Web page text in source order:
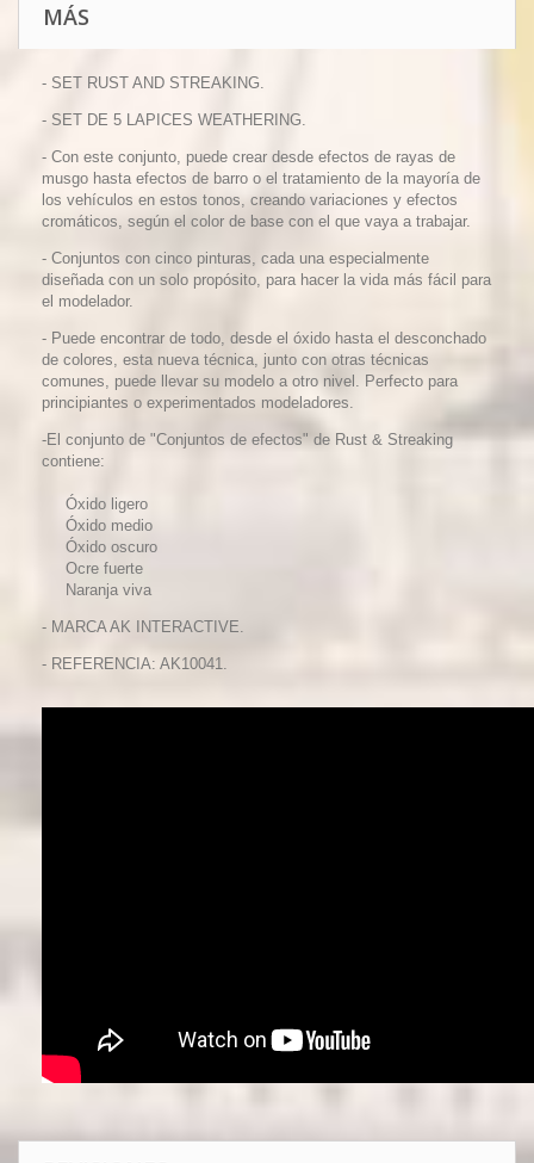
MÁS
- SET RUST AND STREAKING.
- SET DE 5 LAPICES WEATHERING.
- Con este conjunto, puede crear desde efectos de rayas de
musgo hasta efectos de barro o el tratamiento de la mayoría de
los vehículos en estos tonos, creando variaciones y efectos
cromáticos, según el color de base con el que vaya a trabajar.
- Conjuntos con cinco pinturas, cada una especialmente
diseñada con un solo propósito, para hacer la vida más fácil para
el modelador.
- Puede encontrar de todo, desde el óxido hasta el desconchado
de colores, esta nueva técnica, junto con otras técnicas
comunes, puede llevar su modelo a otro nivel. Perfecto para
principiantes o experimentados modeladores.
-El conjunto de "Conjuntos de efectos" de Rust & Streaking
contiene:
Óxido ligero
Óxido medio
Óxido oscuro
Ocre fuerte
Naranja viva
- MARCA AK INTERACTIVE.
- REFERENCIA: AK10041.